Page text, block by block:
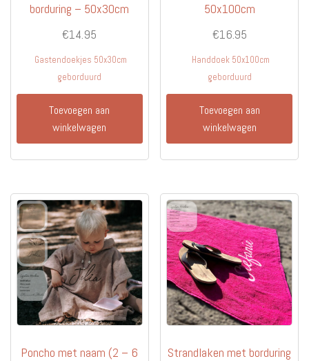
borduring – 50x30cm
€14.95
Gastendoekjes 50x30cm
geborduurd
Toevoegen aan
winkelwagen
50x100cm
€16.95
Handdoek 50x100cm
geborduurd
Toevoegen aan
winkelwagen
Poncho met naam (2 – 6
Strandlaken met borduring